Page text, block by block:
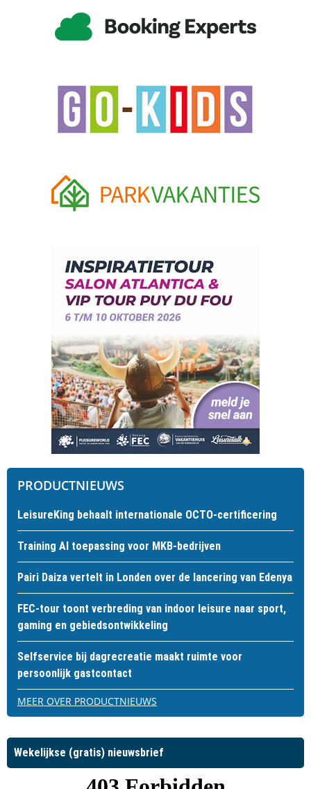
PRODUCTNIEUWS
LeisureKing behaalt internationale OCTO-certificering
Training AI toepassing voor MKB-bedrijven
Pairi Daiza vertelt in Londen over de lancering van Edenya
FEC-tour toont verbreding van indoor leisure naar sport,
gaming en gebiedsontwikkeling
Selfservice bij dagrecreatie maakt ruimte voor
persoonlijk gastcontact
MEER OVER PRODUCTNIEUWS
Wekelijkse (gratis) nieuwsbrief